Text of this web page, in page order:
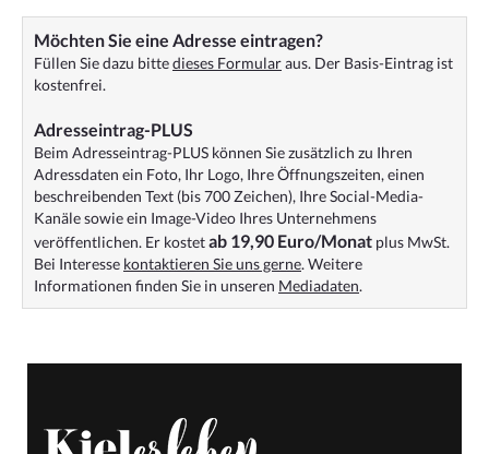
Möchten Sie eine Adresse eintragen?
Füllen Sie dazu bittedieses Formularaus. Der Basis-Eintrag ist
kostenfrei.
Adresseintrag-PLUS
Beim Adresseintrag-PLUS können Sie zusätzlich zu Ihren
Adressdaten ein Foto, Ihr Logo, Ihre Öffnungszeiten, einen
beschreibenden Text (bis 700 Zeichen), Ihre Social-Media-
Kanäle sowie ein Image-Video Ihres Unternehmens
veröffentlichen. Er kostetab 19,90 Euro/Monat plus MwSt.
Bei Interesse kontaktieren Sie uns gerne. Weitere
Informationen finden Sie in unseren Mediadaten.